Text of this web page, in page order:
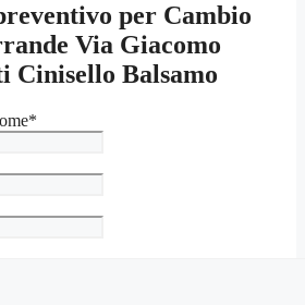
per Cambio
Via Giacomo
Cinisello Balsamo
*